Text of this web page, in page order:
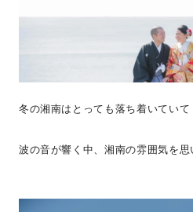
冬の湘南はとっても落ち着いていて
波の音が響く中、湘南の雰囲気を思